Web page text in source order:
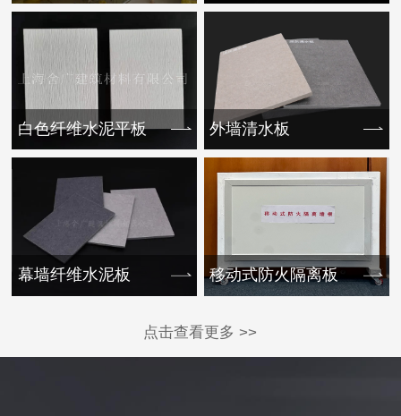
白色纤维水泥平板 外墙清水板
幕墙纤维水泥板 移动式防火隔离板
点击查看更多 >>